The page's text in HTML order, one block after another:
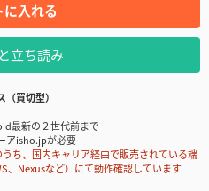
に入れる
立ち読み
買切型）
最新の２世代前まで
アisho.jpが必要
ち、国内キャリア経由で販売されている端
、Nexusなど）にて動作確認しています